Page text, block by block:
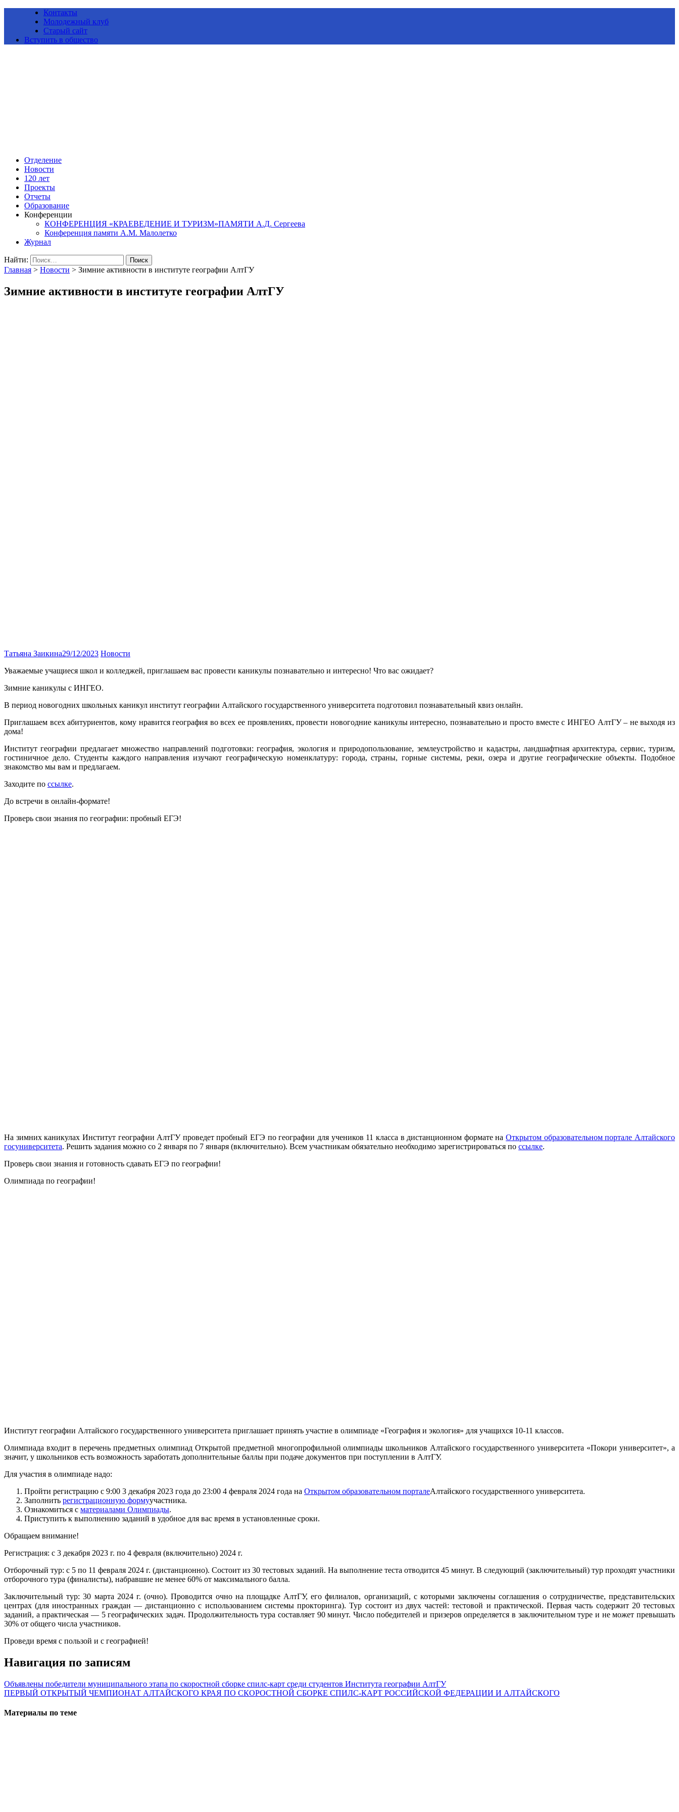
Контакты
Молодежный клуб
Старый сайт
Вступить в общество
Отделение
Новости
120 лет
Проекты
Отчеты
Образование
Конференции
КОНФЕРЕНЦИЯ «КРАЕВЕДЕНИЕ И ТУРИЗМ»ПАМЯТИ А.Д. Сергеева
Конференция памяти А.М. Малолетко
Журнал
Найти:
Главная > Новости > Зимние активности в институте географии АлтГУ
Зимние активности в институте географии АлтГУ
Татьяна Заикина29/12/2023 Новости
Уважаемые учащиеся школ и колледжей, приглашаем вас провести каникулы познавательно и интересно! Что вас ожидает?
Зимние каникулы с ИНГЕО.
В период новогодних школьных каникул институт географии Алтайского государственного университета подготовил познавательный квиз онлайн.
Приглашаем всех абитуриентов, кому нравится география во всех ее проявлениях, провести новогодние каникулы интересно, познавательно и просто вместе с ИНГЕО АлтГУ – не выходя из
дома!
Институт географии предлагает множество направлений подготовки: география, экология и природопользование, землеустройство и кадастры, ландшафтная архитектура, сервис, туризм,
гостиничное дело. Студенты каждого направления изучают географическую номенклатуру: города, страны, горные системы, реки, озера и другие географические объекты. Подобное
знакомство мы вам и предлагаем.
Заходите по ссылке.
До встречи в онлайн-формате!
Проверь свои знания по географии: пробный ЕГЭ!
На зимних каникулах Институт географии АлтГУ проведет пробный ЕГЭ по географии для учеников 11 класса в дистанционном формате наОткрытом образовательном портале Алтайского
госуниверситета. Решить задания можно со 2 января по 7 января (включительно). Всем участникам обязательно необходимо зарегистрироваться по ссылке.
Проверь свои знания и готовность сдавать ЕГЭ по географии!
Олимпиада по географии!
Институт географии Алтайского государственного университета приглашает принять участие в олимпиаде «География и экология» для учащихся 10-11 классов.
Олимпиада входит в перечень предметных олимпиад Открытой предметной многопрофильной олимпиады школьников Алтайского государственного университета «Покори университет», а
значит, у школьников есть возможность заработать дополнительные баллы при подаче документов при поступлении в АлтГУ.
Для участия в олимпиаде надо:
Пройти регистрацию с 9:00 3 декабря 2023 года до 23:00 4 февраля 2024 года на Открытом образовательном порталеАлтайского государственного университета.
Заполнить регистрационную формуучастника.
Ознакомиться с материалами Олимпиады.
Приступить к выполнению заданий в удобное для вас время в установленные сроки.
Обращаем внимание!
Регистрация: с 3 декабря 2023 г. по 4 февраля (включительно) 2024 г.
Отборочный тур: с 5 по 11 февраля 2024 г. (дистанционно). Состоит из 30 тестовых заданий. На выполнение теста отводится 45 минут. В следующий (заключительный) тур проходят участники
отборочного тура (финалисты), набравшие не менее 60% от максимального балла.
Заключительный тур: 30 марта 2024 г. (очно). Проводится очно на площадке АлтГУ, его филиалов, организаций, с которыми заключены соглашения о сотрудничестве, представительских
центрах (для иностранных граждан — дистанционно с использованием системы прокторинга). Тур состоит из двух частей: тестовой и практической. Первая часть содержит 20 тестовых
заданий, а практическая — 5 географических задач. Продолжительность тура составляет 90 минут. Число победителей и призеров определяется в заключительном туре и не может превышать
30% от общего числа участников.
Проведи время с пользой и с географией!
Навигация по записям
Объявлены победители муниципального этапа по скоростной сборке cпилс-карт среди студентов Института географии АлтГУ
ПЕРВЫЙ ОТКРЫТЫЙ ЧЕМПИОНАТ АЛТАЙСКОГО КРАЯ ПО СКОРОСТНОЙ СБОРКЕ СПИЛС-КАРТ РОССИЙСКОЙ ФЕДЕРАЦИИ И АЛТАЙСКОГО
Материалы по теме